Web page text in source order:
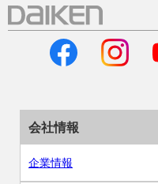
会社情報
企業情報